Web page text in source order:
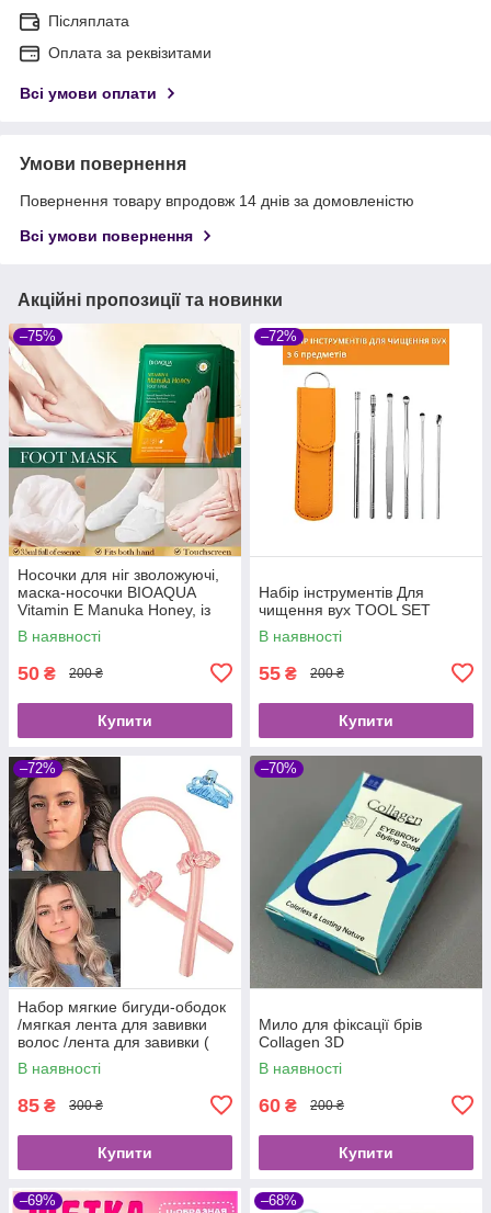
Післяплата
Оплата за реквізитами
Всі умови оплати
Умови повернення
Повернення товару впродовж 14 днів за домовленістю
Всі умови повернення
Акційні пропозиції та новинки
–75%
Носочки для ніг зволожуючі,
маска-носочки BIOAQUA
Vitamin E Manuka Honey, із
медом та вітаміном Е, 1 пара
В наявності
50 ₴ 200 ₴
Купити
–72%
Набір інструментів Для
чищення вух TOOL SET
В наявності
55 ₴ 200 ₴
Купити
–72%
Набор мягкие бигуди-ободок
/мягкая лента для завивки
волос /лента для завивки (
холодные бигуди )
В наявності
85 ₴ 300 ₴
Купити
–70%
Мило для фіксації брів
Collagen 3D
В наявності
60 ₴ 200 ₴
Купити
–69% –68%